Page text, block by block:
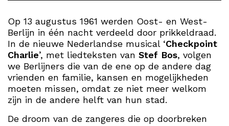
Op 13 augustus 1961 werden Oost- en West-
Berlijn in één nacht verdeeld door prikkeldraad.
In de nieuwe Nederlandse musical ‘Checkpoint
Charlie’, met liedteksten van Stef Bos, volgen
we Berlijners die van de ene op de andere dag
vrienden en familie, kansen en mogelijkheden
moeten missen, omdat ze niet meer welkom
zijn in de andere helft van hun stad.
De droom van de zangeres die op doorbreken